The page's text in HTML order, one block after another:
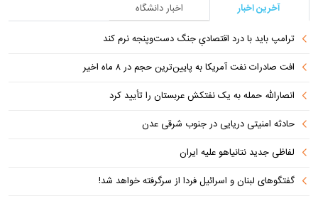
آخرین اخبار
اخبار دانشگاه
ترامپ باید با درد اقتصادیِ جنگ دست‌و‌پنجه نرم کند
افت صادرات نفت آمریکا به پایین‌ترین حجم در ۸ ماه اخیر
انصارالله حمله به یک نفتکش عربستان را تأیید کرد
حادثه امنیتی دریایی در جنوب شرقی عدن
لفاظی جدید نتانیاهو علیه ایران
گفتگوهای لبنان و اسرائیل فردا از سرگرفته خواهد شد!